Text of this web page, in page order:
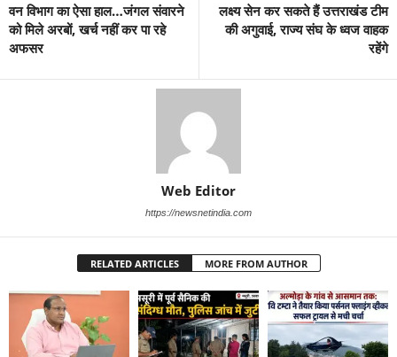
वन विभाग का ऐसा हाल…जंगल संवारने
को मिले अरबों, खर्च नहीं कर पा रहे
अफसर
लक्ष्य सेन कर सकते हैं उत्तराखंड टीम
की अगुवाई, राज्य संघ के ध्वज वाहक
रहेंगे
Web Editor
https://newsnetindia.com
RELATED ARTICLES MORE FROM AUTHOR